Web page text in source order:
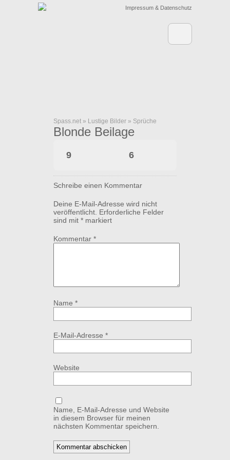
Impressum & Datenschutz
Spass.net » Lustige Bilder » Sprüche
Blonde Beilage
9 6
Schreibe einen Kommentar
Deine E-Mail-Adresse wird nicht
veröffentlicht. Erforderliche Felder
sind mit * markiert
Kommentar *
Name *
E-Mail-Adresse *
Website
Name, E-Mail-Adresse und Website
in diesem Browser für meinen
nächsten Kommentar speichern.